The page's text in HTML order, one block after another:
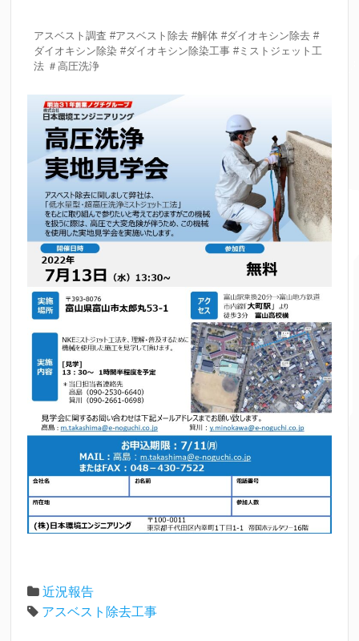
アスベスト調査 #アスベスト除去 #解体 #ダイオキシン除去 #
ダイオキシン除染 #ダイオキシン除染工事 #ミストジェット工
法 ＃高圧洗浄
近況報告
アスベスト除去工事